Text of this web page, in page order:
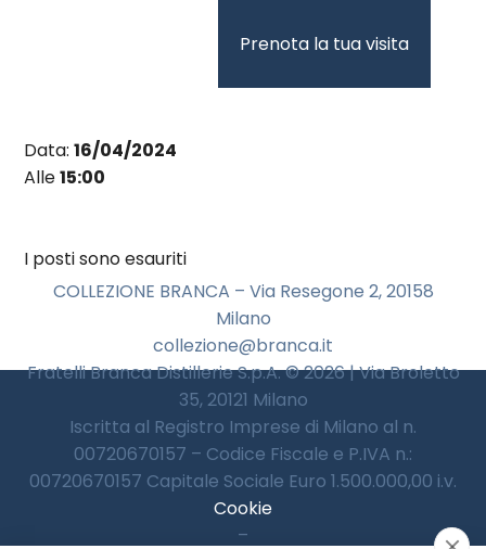
Prenota la tua visita
Data:16/04/2024
Alle15:00
I posti sono esauriti
COLLEZIONE BRANCA – Via Resegone 2, 20158
Milano
collezione@branca.it
Fratelli Branca Distillerie S.p.A. © 2026 | Via Broletto
35, 20121 Milano
Iscritta al Registro Imprese di Milano al n.
00720670157 – Codice Fiscale e P.IVA n.:
00720670157 Capitale Sociale Euro 1.500.000,00 i.v.
Cookie
–